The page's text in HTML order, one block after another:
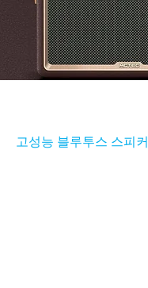
고성능 블루투스 스피커